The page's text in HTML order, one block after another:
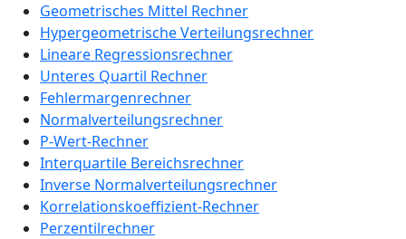
Geometrisches Mittel Rechner
Hypergeometrische Verteilungsrechner
Lineare Regressionsrechner
Unteres Quartil Rechner
Fehlermargenrechner
Normalverteilungsrechner
P-Wert-Rechner
Interquartile Bereichsrechner
Inverse Normalverteilungsrechner
Korrelationskoeffizient-Rechner
Perzentilrechner